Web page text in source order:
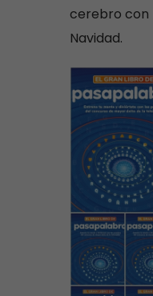
cerebro con
Navidad.